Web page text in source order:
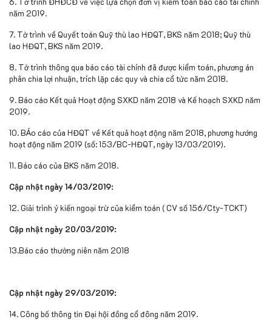
năm 2019.
7. Tờ trình về Quyết toán Quỹ thù lao HĐQT, BKS năm 2018; Quỹ thù
lao HĐQT, BKS năm 2019.
8. Tờ trình thông qua báo cáo tài chính đã được kiểm toán, phương án
phân chia lợi nhuận, trích lập các quy và chia cổ tức năm 2018.
9. Báo cáo Kết quả Hoạt động SXKD năm 2018 và Kế hoạch SXKD năm
2019.
10. BÁo cáo của HĐQT về Kết quả hoạt động năm 2018, phương hướng
hoạt động năm 2019 (số: 153/BC-HĐQT, ngày 13/03/2019).
11. Báo cáo của BKS năm 2018.
Cập nhật ngày 14/03/2019:
12. Giải trình ý kiến ngoại trừ của kiểm toán ( CV số 156/Cty-TCKT)
Cập nhật ngày 20/03/2019:
13.Báo cáo thường niên năm 2018
Cập nhật ngày 29/03/2019:
14. Công bố thông tin Đại hội đồng cổ đông năm 2019.